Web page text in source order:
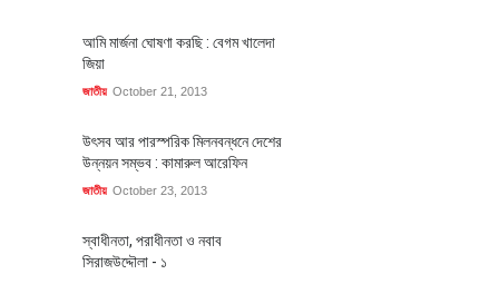
আমি মার্জনা ঘোষণা করছি : বেগম খালেদা
জিয়া
জাতীয় October 21, 2013
উৎসব আর পারস্পরিক মিলনবন্ধনে দেশের
উন্নয়ন সম্ভব : কামারুল আরেফিন
জাতীয় October 23, 2013
স্বাধীনতা, পরাধীনতা ও নবাব
সিরাজউদ্দৌলা - ১